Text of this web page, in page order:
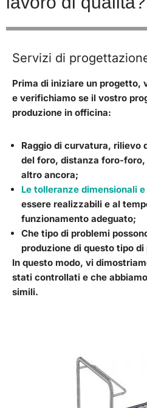
Servizi di
Prima di iniziare un progetto,
e verifichiamo se il vostro
produzione in officina:
Raggio di curvatura, rilievo
del foro, distanza foro-
altro ancora;
Le tolleranze dimensionali
essere realizzabili e al
funzionamento adeguato;
Che tipo di problemi
produzione di questo tipo
In questo modo, vi
stati controllati e che
simili.